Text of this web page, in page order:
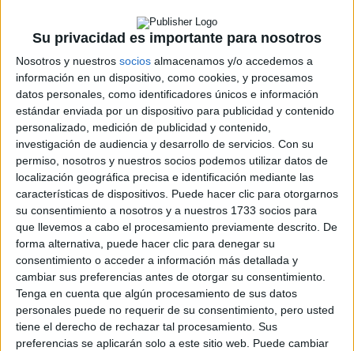
Su privacidad es importante para nosotros
Nosotros y nuestros socios almacenamos y/o accedemos a
información en un dispositivo, como cookies, y procesamos
datos personales, como identificadores únicos e información
estándar enviada por un dispositivo para publicidad y contenido
personalizado, medición de publicidad y contenido,
investigación de audiencia y desarrollo de servicios. Con su
permiso, nosotros y nuestros socios podemos utilizar datos de
localización geográfica precisa e identificación mediante las
características de dispositivos. Puede hacer clic para otorgarnos
su consentimiento a nosotros y a nuestros 1733 socios para
que llevemos a cabo el procesamiento previamente descrito. De
forma alternativa, puede hacer clic para denegar su
consentimiento o acceder a información más detallada y
cambiar sus preferencias antes de otorgar su consentimiento.
Tenga en cuenta que algún procesamiento de sus datos
personales puede no requerir de su consentimiento, pero usted
tiene el derecho de rechazar tal procesamiento. Sus
preferencias se aplicarán solo a este sitio web. Puede cambiar
parte de su esencia, a que muera
definitivamente, cosa que ha estado a punto
de suceder.
Rallyes
WRC
S-CER
ERC
CERA
CERT
Internacionales
Campeonatos Autonómicos
Históricos
Dakar
RallyCross
Circuitos